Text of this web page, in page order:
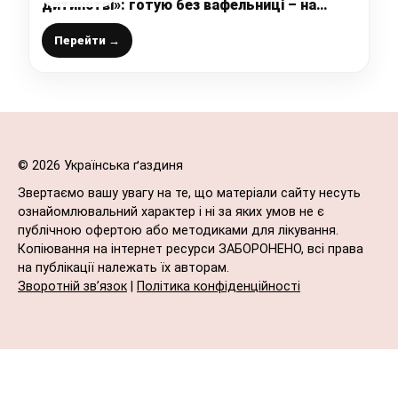
дитинстві»: готую без вафельниці – на
сковороді
Перейти →
© 2026 Українська ґаздиня
Звертаємо вашу увагу на те, що матеріали сайту несуть
ознайомлювальний характер і ні за яких умов не є
публічною офертою або методиками для лікування.
Копіювання на інтернет ресурси ЗАБОРОНЕНО, всі права
на публікації належать їх авторам.
Зворотній зв’язок
Політика конфіденційності